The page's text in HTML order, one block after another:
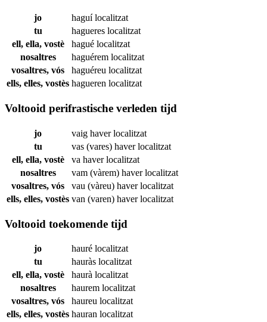
jo haguílocalitzat
tu
hagueres localitzat
ell, ella, vostè
hagué localitzat
nosaltres
haguérem localitzat
vosaltres, vós
haguéreu localitzat
ells, elles, vostès hagueren localitzat
Voltooid perifrastische verleden tijd
jo vaig haverlocalitzat
tu
vas (vares) haverlocalitzat
ell, ella, vostè
va haverlocalitzat
nosaltres
vam (vàrem) haverlocalitzat
vosaltres, vós
vau (vàreu) haverlocalitzat
ells, elles, vostès van (varen) haverlocalitzat
Voltooid toekomende tijd
jo hauré localitzat
tu
hauràs localitzat
ell, ella, vostè
haurà localitzat
nosaltres
haurem localitzat
vosaltres, vós
haureu localitzat
ells, elles, vostès hauran localitzat